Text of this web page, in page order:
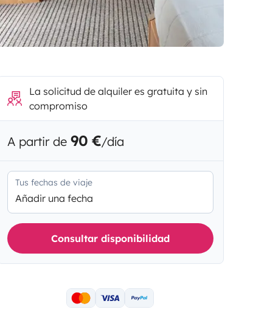
La solicitud de alquiler es gratuita y sin
compromiso
A partir de 90 €/día
Tus fechas de viaje
Añadir una fecha
Consultar disponibilidad